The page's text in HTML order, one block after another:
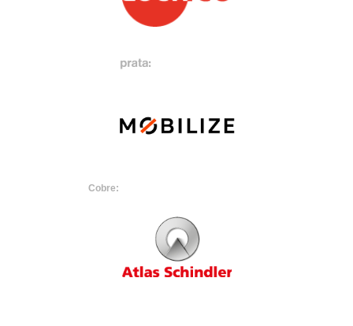
Cobre: